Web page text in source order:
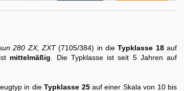
280 ZX, ZXT(7105/384) in dieTypklasse 18auf
mittelmäßig . Die Typklasse ist seit 5 Jahren auf
in dieTypklasse 25auf einer Skala von 10 bis